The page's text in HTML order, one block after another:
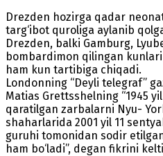
Drezden hozirga qadar
targ‘ibot quroliga aylanib
Drezden, balki Gamburg,
bombardimon qilingan
ham kun tartibiga chiqadi.
Londonning “Deyli telegraf”
Matias Grettsshelning “1945
qaratilgan zarbalarni Nyu-
shaharlarida 2001 yil 11
guruhi tomonidan sodir
ham bo‘ladi”, degan fikrini